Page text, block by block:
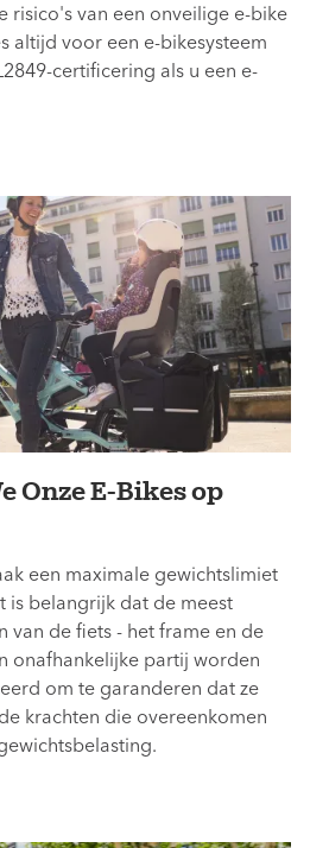
risico's van een onveilige e-bike
altijd voor een e-bikesysteem
certificering als u een e-
Onze E-Bikes op
een maximale gewichtslimiet
is belangrijk dat de meest
van de fiets - het frame en de
onafhankelijke partij worden
om te garanderen dat ze
krachten die overeenkomen